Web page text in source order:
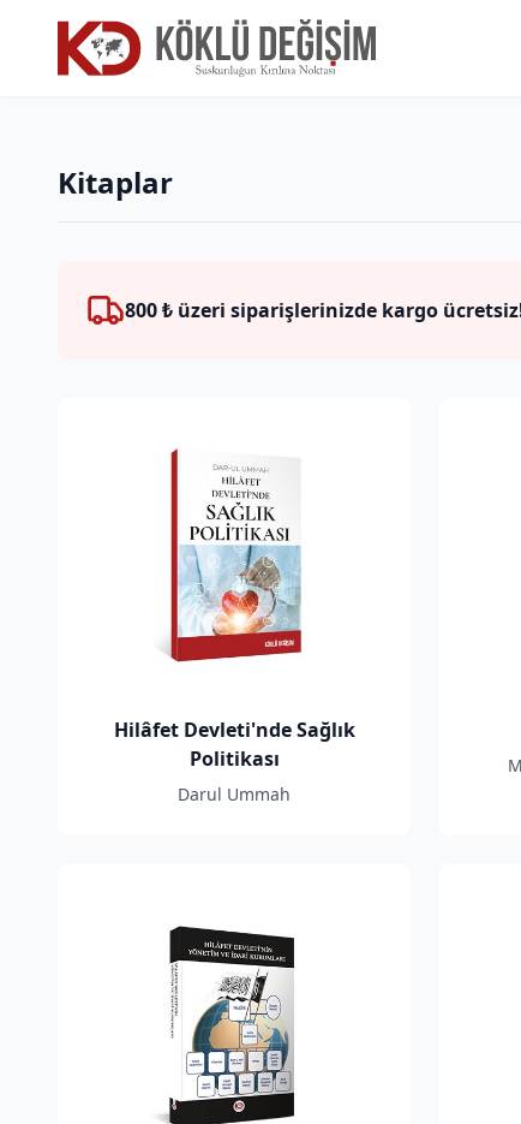
Kitaplar
800 ₺ üzeri siparişlerinizde kargo
Hilâfet Devleti'nde Sağlık
Politikası
Darul Ummah